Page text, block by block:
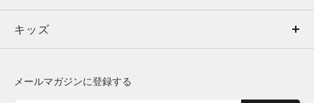
キッズ
ボトムス
トップス
キッズ
メールマガジンに登録する